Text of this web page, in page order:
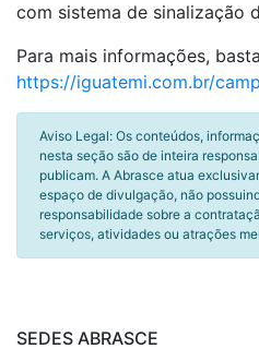
com sistema de sinalização
Para mais informações,
https://iguatemi.com.br/
Aviso Legal: Os conteúdos,
nesta seção são de inteira
publicam. A Abrasce atua
espaço de divulgação, não
responsabilidade sobre a
serviços, atividades ou atrações
SEDES ABRASCE